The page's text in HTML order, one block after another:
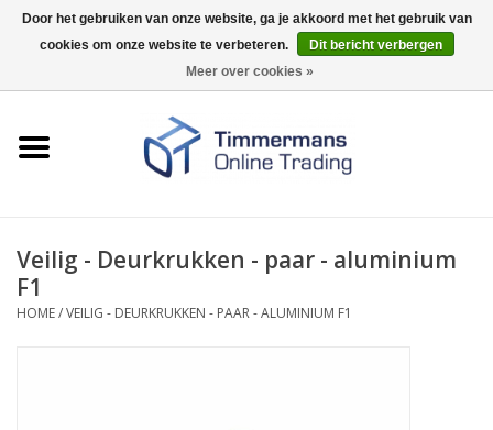
0 Artikelen - €0,00
Merken
Veilig - Deurkrukken - paar - aluminium
F1
HOME/VEILIG - DEURKRUKKEN - PAAR - ALUMINIUM F1
Door het gebruiken van onze website, ga je akkoord met het gebruik van
cookies om onze website te verbeteren.
Dit bericht verbergen
Meer over cookies »